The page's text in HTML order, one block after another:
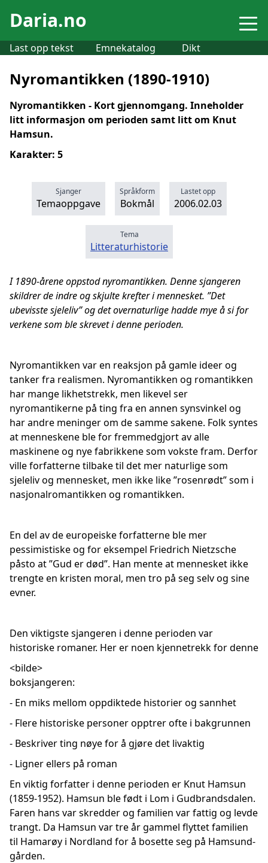
Daria.no
Last opp tekst Emnekatalog Dikt
Nyromantikken (1890-1910)
Nyromantikken - Kort gjennomgang. Inneholder
litt informasjon om perioden samt litt om Knut
Hamsun.
Karakter: 5
Sjanger
Temaoppgave
Språkform
Bokmål
Lastet opp
2006.02.03
Tema
Litteraturhistorie
I 1890-årene oppstod nyromantikken. Denne sjangeren
skildrer de indre og skjulte krefter i mennesket. ”Det
ubevisste sjeleliv” og det overnaturlige hadde mye å si for
verkene som ble skrevet i denne perioden.
Nyromantikken var en reaksjon på gamle ideer og
tanker fra realismen. Nyromantikken og romantikken
har mange likhetstrekk, men likevel ser
nyromantikerne på ting fra en annen synsvinkel og
har andre meninger om de samme sakene. Folk syntes
at menneskene ble for fremmedgjort av alle
maskinene og nye fabrikkene som vokste fram. Derfor
ville forfatterne tilbake til det mer naturlige som
sjeleliv og mennesket, men ikke like ”rosenrødt” som i
nasjonalromantikken og romantikken.
En del av de europeiske forfatterne ble mer
pessimistiske og for eksempel Friedrich Nietzsche
påsto at ”Gud er død”. Han mente at mennesket ikke
trengte en kristen moral, men tro på seg selv og sine
evner.
Den viktigste sjangeren i denne perioden var
historiske romaner. Her er noen kjennetrekk for denne
<bilde>
boksjangeren:
- En miks mellom oppdiktede historier og sannhet
- Flere historiske personer opptrer ofte i bakgrunnen
- Beskriver ting nøye for å gjøre det livaktig
- Ligner ellers på roman
En viktig forfatter i denne perioden er Knut Hamsun
(1859-1952). Hamsun ble født i Lom i Gudbrandsdalen.
Faren hans var skredder og familien var fattig og levde
trangt. Da Hamsun var tre år gammel flyttet familien
til Hamarøy i Nordland for å bosette seg på Hamsund-
gården.